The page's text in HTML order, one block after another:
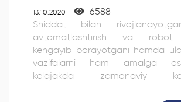
13.10.2020
6588
Shiddat bilan
avtomatlashtirish va robot
kengayib borayotgani hamda
vazifalarni ham amalga
kelajakda zamonaviy